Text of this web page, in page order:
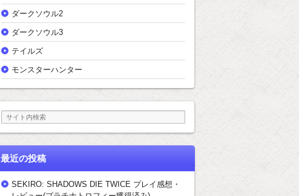
ダークソウル2
ダークソウル3
テイルズ
モンスターハンター
最近の投稿
SEKIRO: SHADOWS DIE TWICE プレイ感想・